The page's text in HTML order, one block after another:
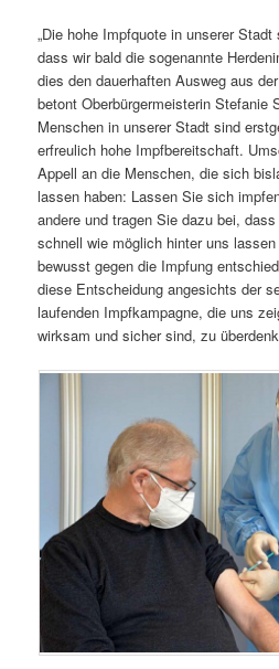
„Die hohe Impfquote in unserer
dass wir bald die sogenannte
dies den dauerhaften Ausweg aus
betont Oberbürgermeisterin Stefanie
Menschen in unserer Stadt sind
erfreulich hohe Impfbereitschaft.
Appell an die Menschen, die sich
lassen haben: Lassen Sie sich
andere und tragen Sie dazu bei,
schnell wie möglich hinter uns
bewusst gegen die Impfung
diese Entscheidung angesichts der
laufenden Impfkampagne, die uns
wirksam und sicher sind, zu